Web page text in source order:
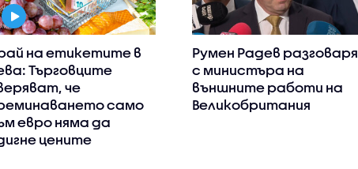
на етикетите в
Търговците
че
само
евро няма да
цените
Румен Радев разговаря
с министъра на
външните работи на
Великобритания